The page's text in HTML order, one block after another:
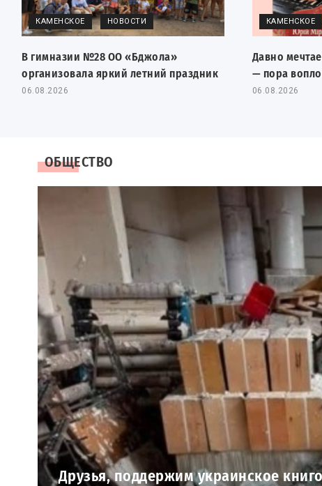
КАМЕНСКОЕ НОВОСТИ
В гимназии №28 ОО «Бджола»
организовала яркий летний праздник
06.08.2026
КАМЕНСКОЕ
Давно
— пора
06.08.2026
ОБЩЕСТВО
Друзья, поддержим украинское